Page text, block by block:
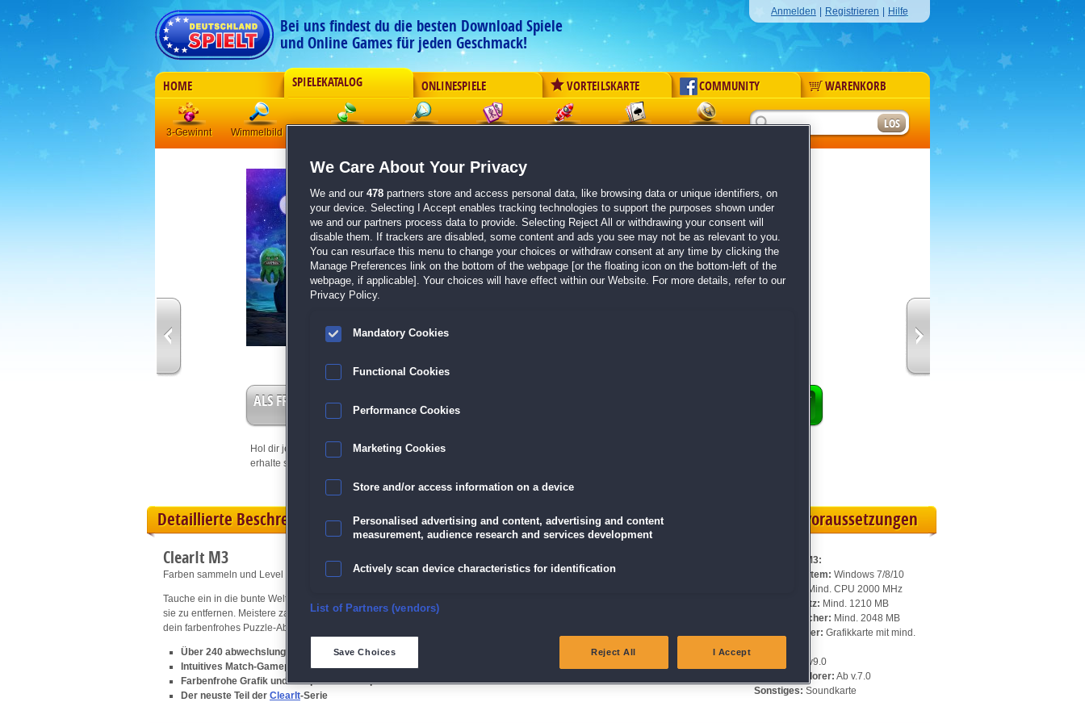
Bei uns findest du die besten Download Spiele
und Online Games für jeden Geschmack!
Anmelden Registrieren Hilfe
HOME SPIELEKATALOG ONLINESPIELE VORTEILSKARTE COMMUNITY WARENKORB
3-Gewinnt Wimmelbild
ClearIt M3
Originaltitel:ClearIt M3
Entwickler: Iteralabs
von 1 Mitglied
3-Gewinnt | Größe: 329.8 MB
ALS FREISPIEL EINLÖSEN
Hol dir jetzt deine Vorteilskarteund
erhalte sofort bis zu 15 Freispiele!
Detaillierte Beschreibung
ClearIt M3
Farben sammeln und Level für Level meistern
Tauche ein in die bunte Welt von ClearIt M3! Schieße Kugeln vom Spielfeldrand ins Zentrum und kombiniere gleiche Farben, um
sie zu entfernen. Meistere zahlreiche Level, entwickle Strategien und erlebe entspannten Spielspaß für jedes Alter. Starte jetzt
dein farbenfrohes Puzzle-Abenteuer und räume das Spielfeld!
Über 240 abwechslungsreiche Level
Intuitives Match-Gameplay mit strategischer Tiefe
Farbenfrohe Grafik und entspannendes Spielerlebnis
Der neuste Teil der ClearIt-Serie
Systemvoraussetzungen
Für ClearIt M3:
Betriebssystem: Windows 7/8/10
Mind. CPU 2000 MHz
Speicherplatz: Mind. 1210 MB
Arbeitsspeicher: Mind. 2048 MB
Videospeicher: Grafikkarte mit mind.
Ab v9.0
Internet Explorer: Ab v.7.0
Sonstiges: Soundkarte
We Care About Your Privacy
We and our 478 partners store and access personal data, like browsing data or unique identifiers, on
your device. Selecting I Accept enables tracking technologies to support the purposes shown under
we and our partners process data to provide. Selecting Reject All or withdrawing your consent will
disable them. If trackers are disabled, some content and ads you see may not be as relevant to you.
You can resurface this menu to change your choices or withdraw consent at any time by clicking the
Manage Preferences link on the bottom of the webpage [or the floating icon on the bottom-left of the
webpage, if applicable]. Your choices will have effect within our Website. For more details, refer to our
Privacy Policy.
Mandatory Cookies
Functional Cookies
Performance Cookies
Marketing Cookies
Store and/or access information on a device
Personalised advertising and content, advertising and content
measurement, audience research and services development
Actively scan device characteristics for identification
Ensure security, prevent and detect fraud, and fix errors
Match and combine data from other data sources
List of Partners (vendors)
Save Choices Reject All I Accept